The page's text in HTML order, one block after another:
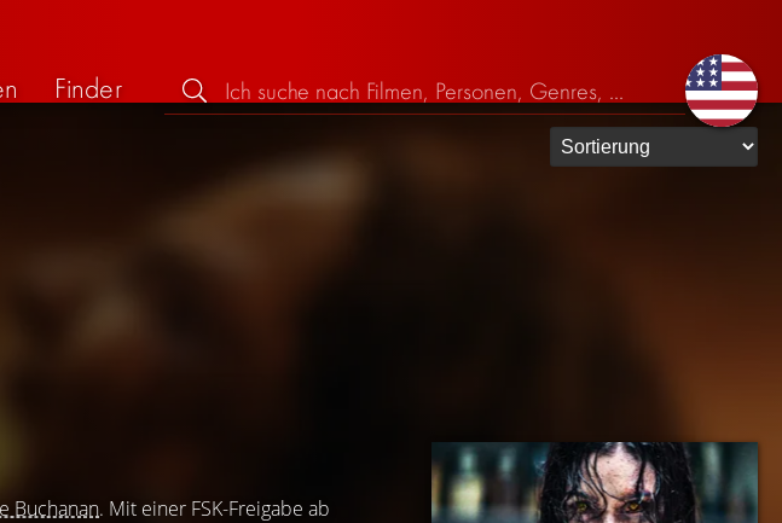
Finder
Buchanan. Mit einer FSK-Freigabe ab